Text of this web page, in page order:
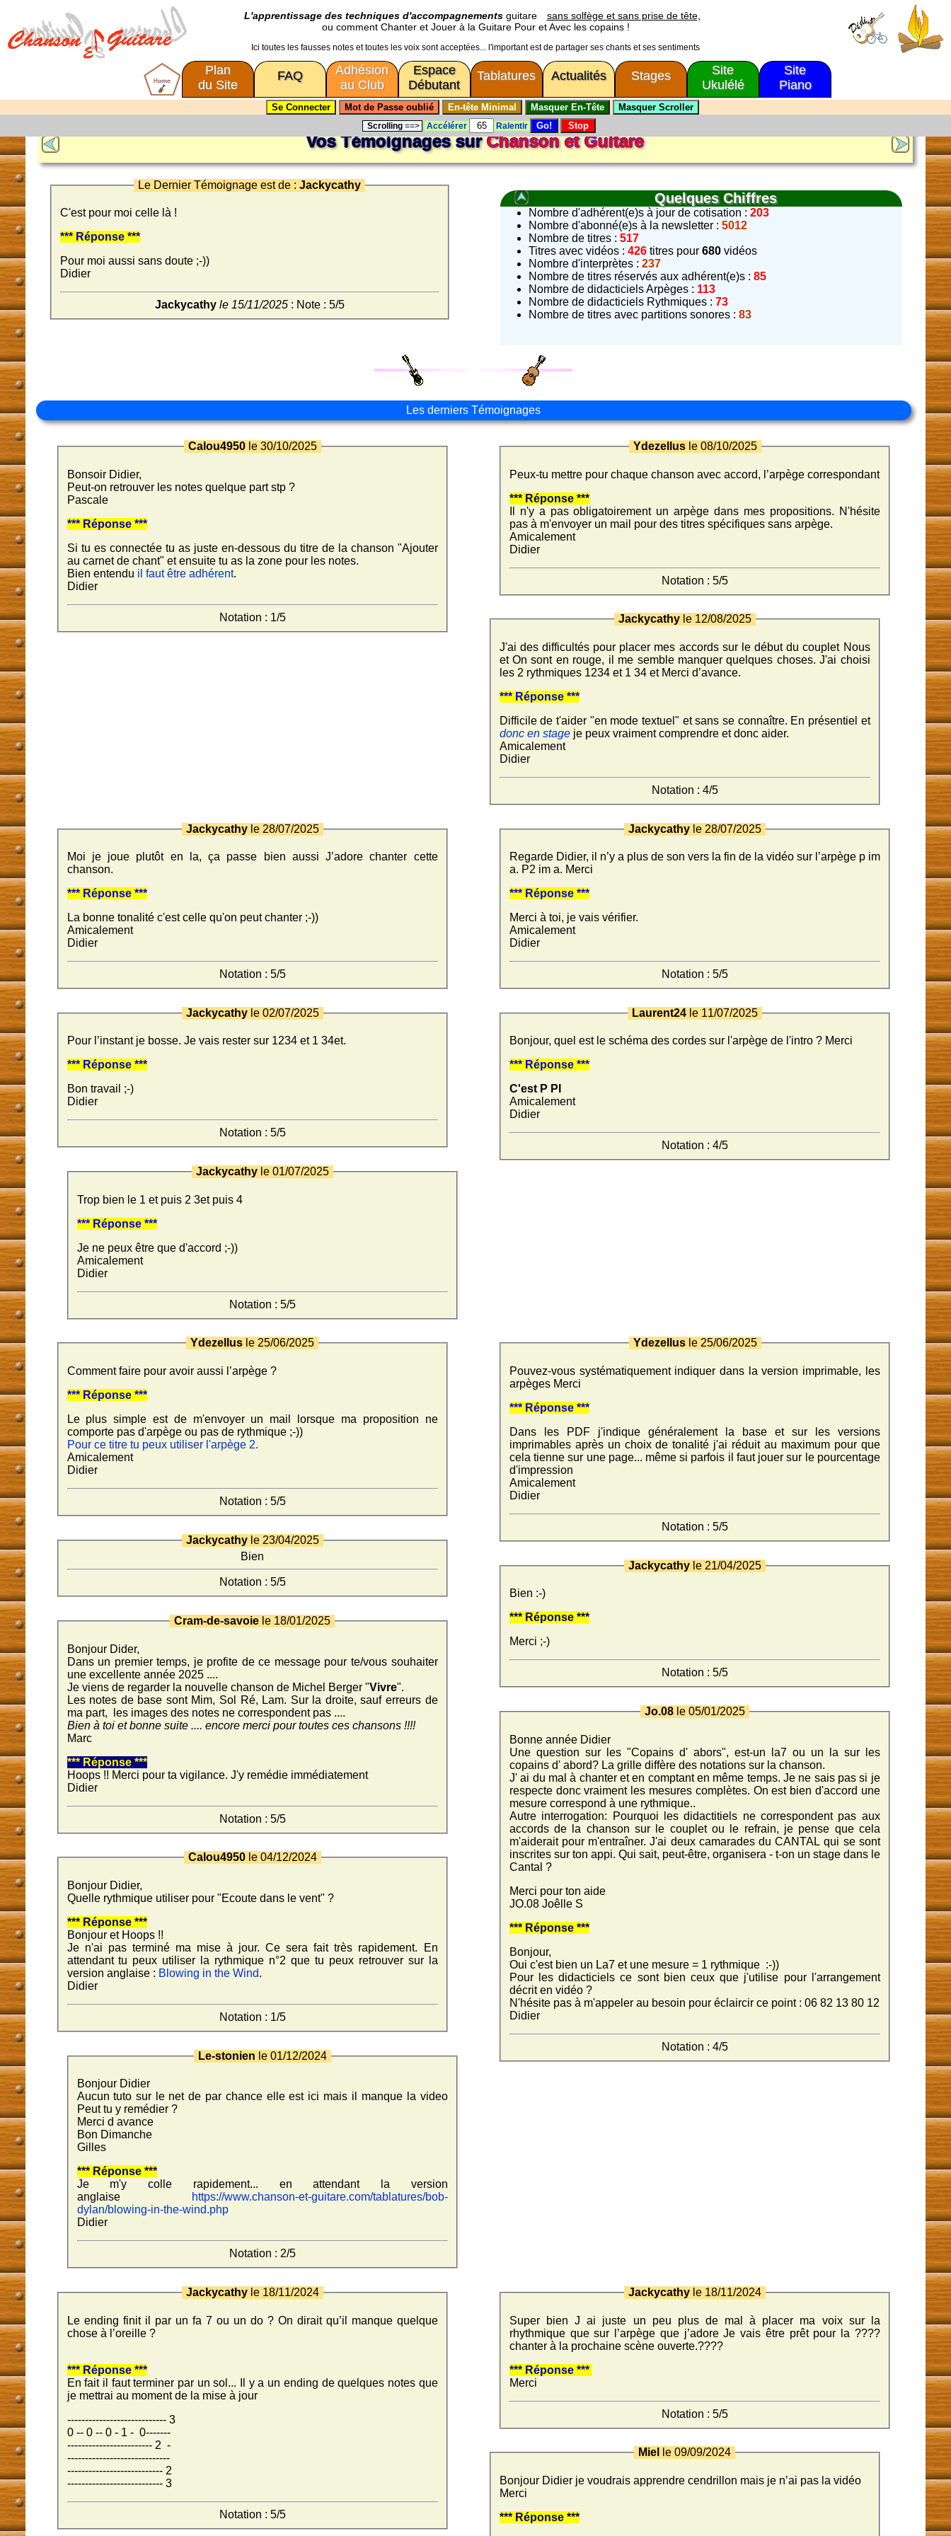
L'apprentissage des techniques d'accompagnementsguitare
sans solfège et sans prise de tête,
ou comment Chanter et Jouer à la Guitare Pour et Avec les copains !
Ici toutes les fausses notes et toutes les voix sont acceptées... l'important est de partager ses chants et ses sentiments
Plan
du Site
FAQ
Adhésion
au Club
Espace
Débutant
Tablatures Actualités Stages
Site
Ukulélé
Site
Piano
Scrolling ==> Accélérer Ralentir
Vos Témoignages surChanson et Guitare
Le Dernier Témoignage est de :Jackycathy
C'est pour moi celle là !
*** Réponse ***
Pour moi aussi sans doute ;-))
Didier
Jackycathy le 15/11/2025: Note : 5/5
Quelques Chiffres
Nombre d'adhérent(e)s à jour de cotisation :203
Nombre d'abonné(e)s à la newsletter :5012
Nombre de titres :517
Titres avec vidéos :426titres pour680vidéos
Nombre d'interprètes :237
Nombre de titres réservés aux adhérent(e)s :85
Nombre de didacticiels Arpèges : 113
Nombre de didacticiels Rythmiques :73
Nombre de titres avec partitions sonores :83
Les derniers Témoignages
Calou4950le 30/10/2025
Bonsoir Didier,
Peut-on retrouver les notes quelque part stp ?
Pascale
*** Réponse ***
Si tu es connectée tu as juste en-dessous du titre de la chanson "Ajouter
au carnet de chant" et ensuite tu as la zone pour les notes.
Bien entendu il faut être adhérent.
Didier
Notation : 1/5
Ydezellusle 08/10/2025
Peux-tu mettre pour chaque chanson avec accord, l’arpège correspondant
*** Réponse ***
Il n'y a pas obligatoirement un arpège dans mes propositions. N'hésite
pas à m'envoyer un mail pour des titres spécifiques sans arpège.
Amicalement
Didier
Notation : 5/5
Jackycathyle 12/08/2025
J'ai des difficultés pour placer mes accords sur le début du couplet Nous
et On sont en rouge, il me semble manquer quelques choses. J'ai choisi
les 2 rythmiques 1234 et 1 34 et Merci d’avance.
*** Réponse ***
Difficile de t'aider "en mode textuel" et sans se connaître. En présentiel et
donc en stageje peux vraiment comprendre et donc aider.
Amicalement
Didier
Notation : 4/5
Jackycathy le 28/07/2025
Regarde Didier, il n’y a plus de son vers la fin de la vidéo sur l’arpège p im
a. P2 im a. Merci
*** Réponse ***
Merci à toi, je vais vérifier.
Amicalement
Didier
Notation : 5/5
Jackycathyle 28/07/2025
Moi je joue plutôt en la, ça passe bien aussi J’adore chanter cette
chanson.
*** Réponse ***
La bonne tonalité c'est celle qu'on peut chanter ;-))
Amicalement
Didier
Notation : 5/5
Laurent24 le 11/07/2025
Bonjour, quel est le schéma des cordes sur l'arpège de l'intro ? Merci
*** Réponse ***
C'est P PI
Amicalement
Didier
Notation : 4/5
Jackycathyle 02/07/2025
Pour l’instant je bosse. Je vais rester sur 1234 et 1 34et.
*** Réponse ***
Bon travail ;-)
Didier
Notation : 5/5
Jackycathyle 01/07/2025
Trop bien le 1 et puis 2 3et puis 4
*** Réponse ***
Je ne peux être que d'accord ;-))
Amicalement
Didier
Notation : 5/5
Ydezellus le 25/06/2025
Comment faire pour avoir aussi l’arpège ?
*** Réponse ***
Le plus simple est de m'envoyer un mail lorsque ma proposition ne
comporte pas d'arpège ou pas de rythmique ;-))
Pour ce titre tu peux utiliser l'arpège 2.
Amicalement
Didier
Notation : 5/5
Ydezellusle 25/06/2025
Pouvez-vous systématiquement indiquer dans la version imprimable, les
arpèges Merci
*** Réponse ***
Dans les PDF j'indique généralement la base et sur les versions
imprimables après un choix de tonalité j'ai réduit au maximum pour que
cela tienne sur une page... même si parfois il faut jouer sur le pourcentage
d'impression
Amicalement
Didier
Notation : 5/5
Jackycathyle 23/04/2025
Bien
Notation : 5/5
Jackycathy le 21/04/2025
Bien :-)
*** Réponse ***
Merci ;-)
Notation : 5/5
Cram-de-savoie le 18/01/2025
Bonjour Dider,
Dans un premier temps, je profite de ce message pour te/vous souhaiter
une excellente année 2025 ....
Je viens de regarder la nouvelle chanson de Michel Berger "Vivre".
Les notes de base sont Mim, Sol Ré, Lam. Sur la droite, sauf erreurs de
ma part, les images des notes ne correspondent pas ....
Bien à toi et bonne suite .... encore merci pour toutes ces chansons !!!!
Marc
*** Réponse ***
Hoops !! Merci pour ta vigilance. J'y remédie immédiatement
Didier
Notation : 5/5
Jo.08 le 05/01/2025
Bonne année Didier
Une question sur les "Copains d' abors", est-un la7 ou un la sur les
copains d' abord? La grille diffère des notations sur la chanson.
J' ai du mal à chanter et en comptant en même temps. Je ne sais pas si je
respecte donc vraiment les mesures complètes. On est bien d'accord une
mesure correspond à une rythmique..
Autre interrogation: Pourquoi les didactitiels ne correspondent pas aux
accords de la chanson sur le couplet ou le refrain, je pense que cela
m'aiderait pour m'entraîner. J'ai deux camarades du CANTAL qui se sont
inscrites sur ton appi. Qui sait, peut-être, organisera - t-on un stage dans le
Cantal ?
Merci pour ton aide
JO.08 Joêlle S
*** Réponse ***
Bonjour,
Oui c'est bien un La7 et une mesure = 1 rythmique :-))
Pour les didacticiels ce sont bien ceux que j'utilise pour l'arrangement
décrit en vidéo ?
N'hésite pas à m'appeler au besoin pour éclaircir ce point : 06 82 13 80 12
Didier
Notation : 4/5
Calou4950le 04/12/2024
Bonjour Didier,
Quelle rythmique utiliser pour "Ecoute dans le vent" ?
*** Réponse ***
Bonjour et Hoops !!
Je n'ai pas terminé ma mise à jour. Ce sera fait très rapidement. En
attendant tu peux utiliser la rythmique n°2 que tu peux retrouver sur la
version anglaise : Blowing in the Wind.
Didier
Notation : 1/5
Le-stonien le 01/12/2024
Bonjour Didier
Aucun tuto sur le net de par chance elle est ici mais il manque la video
Peut tu y remédier ?
Merci d avance
Bon Dimanche
Gilles
*** Réponse ***
Je m'y colle rapidement... en attendant la version
anglaise
https://www.chanson-et-guitare.com/tablatures/bob-
dylan/blowing-in-the-wind.php
Didier
Notation : 2/5
Jackycathyle 18/11/2024
Le ending finit il par un fa 7 ou un do ? On dirait qu’il manque quelque
chose à l’oreille ?
*** Réponse ***
En fait il faut terminer par un sol... Il y a un ending de quelques notes que
je mettrai au moment de la mise à jour
---------------------------- 3
0 -- 0 -- 0 - 1 - 0-------
------------------------ 2 -
-----------------------------
--------------------------- 2
--------------------------- 3
Notation : 5/5
Jackycathy le 18/11/2024
Super bien J ai juste un peu plus de mal à placer ma voix sur la
rhythmique que sur l’arpège que j’adore Je vais être prêt pour la ????
chanter à la prochaine scène ouverte.????
*** Réponse ***
Merci
Notation : 5/5
Miel le 09/09/2024
Bonjour Didier je voudrais apprendre cendrillon mais je n’ai pas la vidéo
Merci
*** Réponse ***